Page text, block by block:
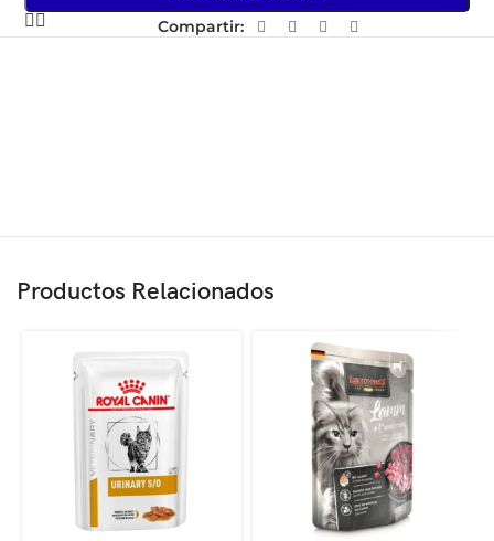
Compartir:
Productos Relacionados